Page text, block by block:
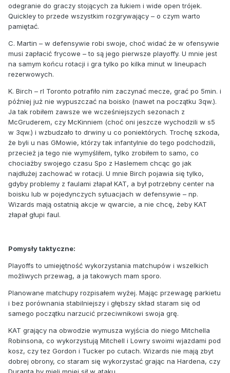
odegranie do graczy stojących za łukiem i wide open trójek.
Quickley to przede wszystkim rozgrywający – o czym warto
pamiętać.
C. Martin – w defensywie robi swoje, choć widać że w ofensywie
musi zapłacić frycowe – to są jego pierwsze playoffy. U mnie jest
na samym końcu rotacji i gra tylko po kilka minut w lineupach
rezerwowych.
K. Birch – rl Toronto potrafiło nim zaczynać mecze, grać po 5min. i
później już nie wypuszczać na boisko (nawet na początku 3qw.).
Ja tak robiłem zawsze we wcześniejszych sezonach z
McGruderem, czy McKinniem (choć oni jeszcze wychodzili w s5
w 3qw.) i wzbudzało to drwiny u co poniektórych. Trochę szkoda,
że byli u nas GMowie, którzy tak infantylnie do tego podchodzili,
przecież ja tego nie wymyśliłem, tylko zrobiłem to samo, co
chociażby swojego czasu Spo z Haslemem chcąc go jak
najdłużej zachować w rotacji. U mnie Birch pojawia się tylko,
gdyby problemy z faulami złapał KAT, a był potrzebny center na
boisku lub w pojedynczych sytuacjach w defensywie – np.
Wizards mają ostatnią akcje w qwarcie, a nie chcę, żeby KAT
złapał głupi faul.
Pomysły taktyczne:
Playoffs to umiejętność wykorzystania matchupów i wszelkich
możliwych przewag, a ja takowych mam sporo.
Planowane matchupy rozpisałem wyżej. Mając przewagę parkietu
i bez porównania stabilniejszy i głębszy skład staram się od
samego początku narzucić przeciwnikowi swoja grę.
KAT grający na obwodzie wymusza wyjścia do niego Mitchella
Robinsona, co wykorzystują Mitchell i Lowry swoimi wjazdami pod
kosz, czy tez Gordon i Tucker po cutach. Wizards nie mają zbyt
dobrej obrony, co staram się wykorzystać grając na Hardena, czy